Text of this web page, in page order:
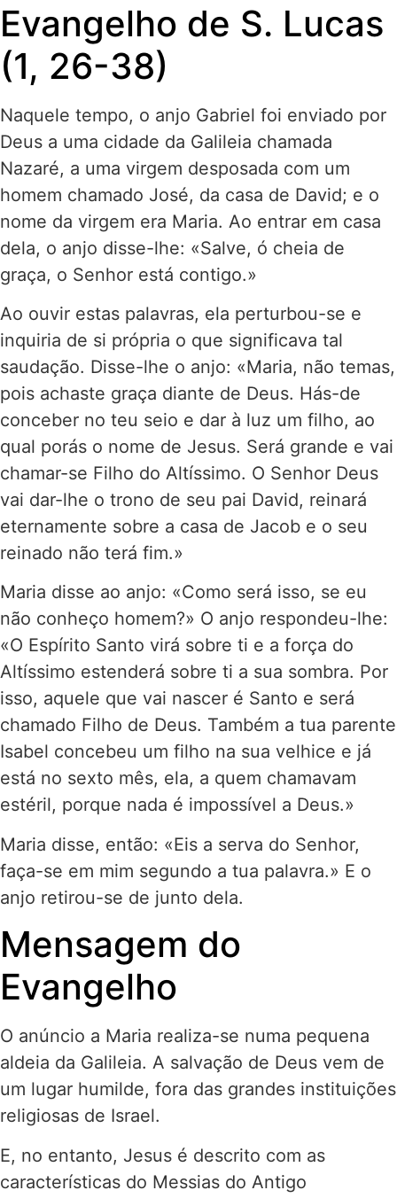
Evangelho de S. Lucas
(1, 26-38)
Naquele tempo, o anjo Gabriel foi enviado por
Deus a uma cidade da Galileia chamada
Nazaré, a uma virgem desposada com um
homem chamado José, da casa de David; e o
nome da virgem era Maria. Ao entrar em casa
dela, o anjo disse-lhe: «Salve, ó cheia de
graça, o Senhor está contigo.»
Ao ouvir estas palavras, ela perturbou-se e
inquiria de si própria o que significava tal
saudação. Disse-lhe o anjo: «Maria, não temas,
pois achaste graça diante de Deus. Hás-de
conceber no teu seio e dar à luz um filho, ao
qual porás o nome de Jesus. Será grande e vai
chamar-se Filho do Altíssimo. O Senhor Deus
vai dar-lhe o trono de seu pai David, reinará
eternamente sobre a casa de Jacob e o seu
reinado não terá fim.»
Maria disse ao anjo: «Como será isso, se eu
não conheço homem?» O anjo respondeu-lhe:
«O Espírito Santo virá sobre ti e a força do
Altíssimo estenderá sobre ti a sua sombra. Por
isso, aquele que vai nascer é Santo e será
chamado Filho de Deus. Também a tua parente
Isabel concebeu um filho na sua velhice e já
está no sexto mês, ela, a quem chamavam
estéril, porque nada é impossível a Deus.»
Maria disse, então: «Eis a serva do Senhor,
faça-se em mim segundo a tua palavra.» E o
anjo retirou-se de junto dela.
Mensagem do
Evangelho
O anúncio a Maria realiza-se numa pequena
aldeia da Galileia. A salvação de Deus vem de
um lugar humilde, fora das grandes instituições
religiosas de Israel.
E, no entanto, Jesus é descrito com as
características do Messias do Antigo